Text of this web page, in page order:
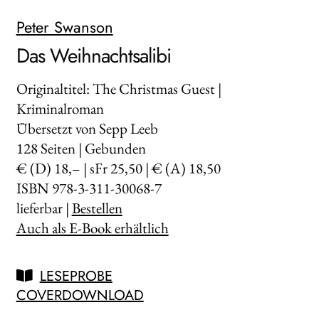
Peter Swanson
Das Weihnachtsalibi
Originaltitel: The Christmas Guest |
Kriminalroman
Übersetzt von Sepp Leeb
128Seiten | Gebunden
€ (D) 18,– | sFr 25,50 | € (A) 18,50
ISBN 978-3-311-30068-7
lieferbar |Bestellen
Auch als E-Book erhältlich
LESEPROBE
COVERDOWNLOAD